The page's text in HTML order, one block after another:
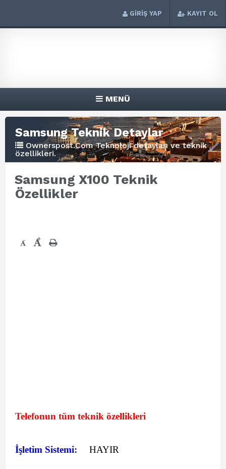
GİRİŞ YAP KAYIT OL
MENÜ
Samsung Teknik Detaylar
Ownerspost.Com Teknoloji detayları ve teknik
özellikleri.
Samsung X100 Teknik
Özellikler
- +
Telefonun tüm teknik özellikleri
İşletim Sistemi: HAYIR